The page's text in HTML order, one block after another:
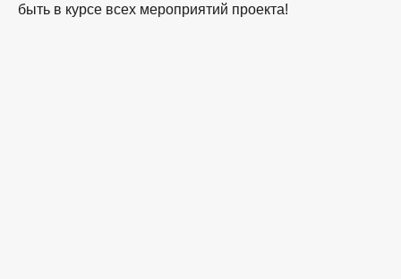
быть в курсе всех мероприятий проекта!